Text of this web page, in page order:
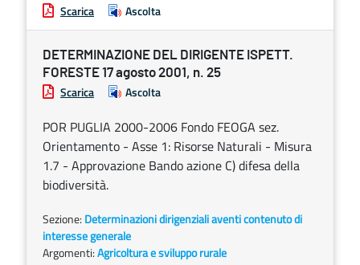
Scarica Ascolta
DETERMINAZIONE DEL DIRIGENTE ISPETT.
FORESTE 17 agosto 2001, n. 25
Scarica Ascolta
POR PUGLIA 2000-2006 Fondo FEOGA sez.
Orientamento - Asse 1: Risorse Naturali - Misura
1.7 - Approvazione Bando azione C) difesa della
biodiversità.
Sezione: Determinazioni dirigenziali aventi contenuto di
interesse generale
Argomenti:Agricoltura e sviluppo rurale